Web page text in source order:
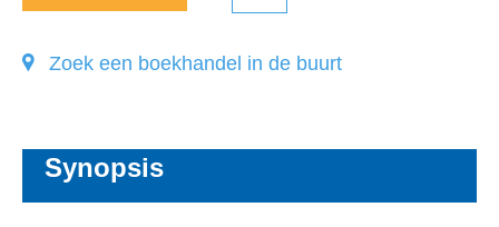
Zoek een boekhandel in de buurt
Synopsis